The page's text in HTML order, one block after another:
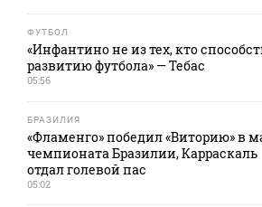
ФУТБОЛ
«Инфантино не из тех, кто
развитию футбола» — Тебас
05:56
БРАЗИЛИЯ
«Фламенго» победил «Виторию» в
чемпионата Бразилии, Карраскаль
отдал голевой пас
05:02